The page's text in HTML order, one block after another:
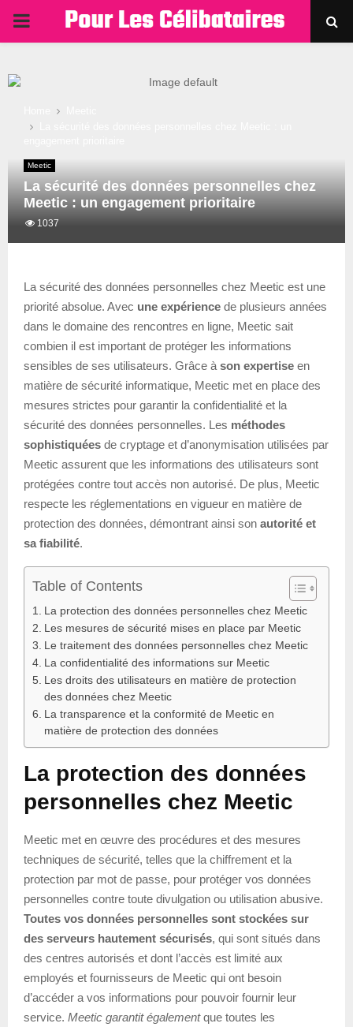
PRIMARY
Meetic
La sécurité des données personnelles chez
Meetic : un engagement prioritaire
1037
La sécurité des données personnelles chez Meetic est une
priorité absolue. Avec une expérience de plusieurs années
dans le domaine des rencontres en ligne, Meetic sait
combien il est important de protéger les informations
sensibles de ses utilisateurs. Grâce à son expertise en
matière de sécurité informatique, Meetic met en place des
mesures strictes pour garantir la confidentialité et la
sécurité des données personnelles. Les méthodes
sophistiquées de cryptage et d’anonymisation utilisées par
Meetic assurent que les informations des utilisateurs sont
protégées contre tout accès non autorisé. De plus, Meetic
respecte les réglementations en vigueur en matière de
protection des données, démontrant ainsi son autorité et
sa fiabilité.
Table of Contents
La protection des données personnelles chez Meetic
Les mesures de sécurité mises en place par Meetic
Le traitement des données personnelles chez Meetic
La confidentialité des informations sur Meetic
Les droits des utilisateurs en matière de protection
des données chez Meetic
La transparence et la conformité de Meetic en
matière de protection des données
La protection des données
personnelles chez Meetic
Meetic met en œuvre des procédures et des mesures
techniques de sécurité, telles que la chiffrement et la
protection par mot de passe, pour protéger vos données
personnelles contre toute divulgation ou utilisation abusive.
Toutes vos données personnelles sont stockées sur
des serveurs hautement sécurisés, qui sont situés dans
des centres autorisés et dont l’accès est limité aux
employés et fournisseurs de Meetic qui ont besoin
d’accéder a vos informations pour pouvoir fournir leur
service. Meetic garantit égalementque toutes les